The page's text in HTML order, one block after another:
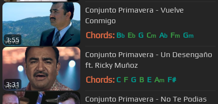
3:55
Conjunto Primavera - Vuelve
Conmigo
Chords: Bb Eb G Cm Ab Fm Gm
3:31
Conjunto Primavera - Un Desengaño
ft. Ricky Muñoz
Chords: C F G B E Am F#
Conjunto Primavera - No Te Podias